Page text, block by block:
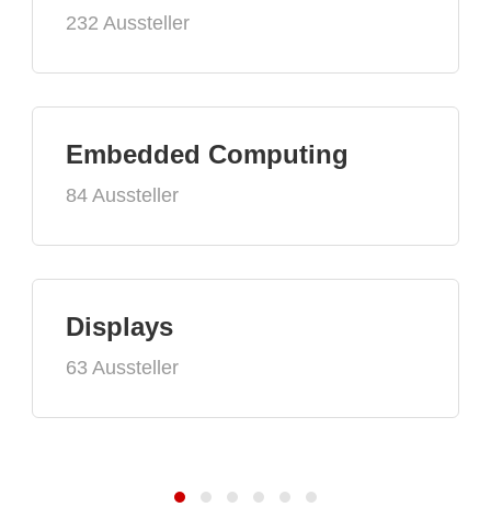
232 Aussteller
Embedded Computing
84 Aussteller
Displays
63 Aussteller